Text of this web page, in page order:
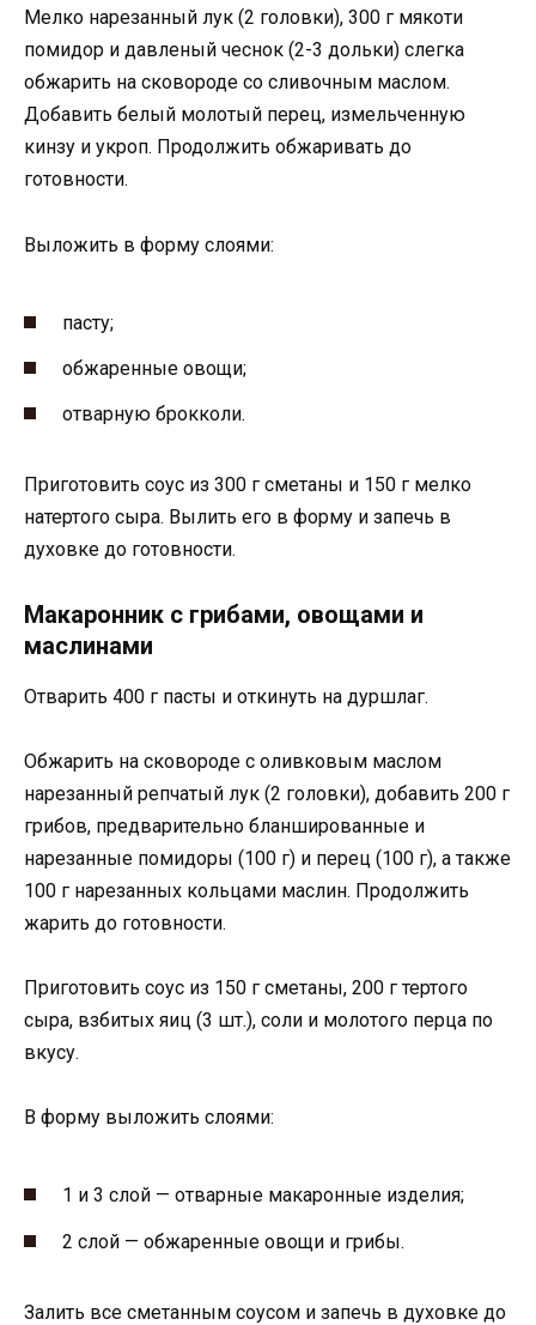
Мелко нарезанный лук (2 головки), 300 г мякоти
помидор и давленый чеснок (2-3 дольки) слегка
обжарить на сковороде со сливочным маслом.
Добавить белый молотый перец, измельченную
кинзу и укроп. Продолжить обжаривать до
готовности.
Выложить в форму слоями:
пасту;
обжаренные овощи;
отварную брокколи.
Приготовить соус из 300 г сметаны и 150 г мелко
натертого сыра. Вылить его в форму и запечь в
духовке до готовности.
Макаронник с грибами, овощами и
маслинами
Отварить 400 г пасты и откинуть на дуршлаг.
Обжарить на сковороде с оливковым маслом
нарезанный репчатый лук (2 головки), добавить 200 г
грибов, предварительно бланшированные и
нарезанные помидоры (100 г) и перец (100 г), а также
100 г нарезанных кольцами маслин. Продолжить
жарить до готовности.
Приготовить соус из 150 г сметаны, 200 г тертого
сыра, взбитых яиц (3 шт.), соли и молотого перца по
вкусу.
В форму выложить слоями:
1 и 3 слой — отварные макаронные изделия;
2 слой — обжаренные овощи и грибы.
Залить все сметанным соусом и запечь в духовке до